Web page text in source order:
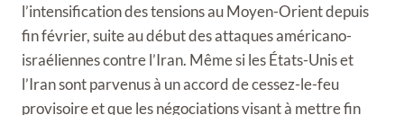
l’intensification des tensions au Moyen-Orient depuis
fin février, suite au début des attaques américano-
israéliennes contre l’Iran. Même si les États-Unis et
l’Iran sont parvenus à un accord de cessez-le-feu
provisoire et que les négociations visant à mettre fin